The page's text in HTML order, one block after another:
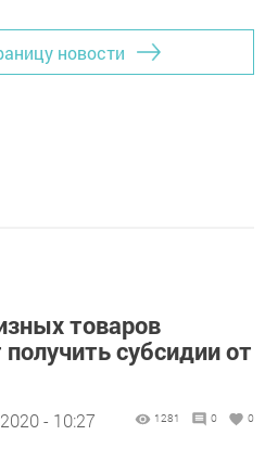
новости
товаров
субсидии от
- 10:27 1281 0 0